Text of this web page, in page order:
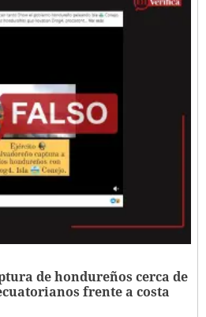
de hondureños cerca de
frente a costa